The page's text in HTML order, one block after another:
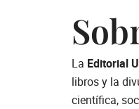
La Editorial
libros y la
científica,